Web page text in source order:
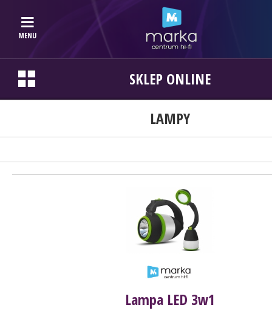
MENU
SKLEP ONLINE
LAMPY
Lampa LED 3w1